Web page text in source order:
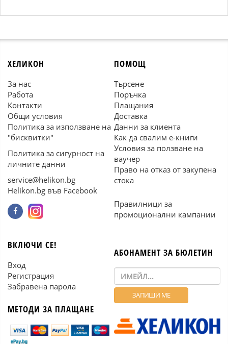
ХЕЛИКОН
За нас
Работа
Контакти
Общи условия
Политика за използване на
"бисквитки"
Политика за сигурност на
личните данни
service@helikon.bg
Helikon.bg във Facebook
ПОМОЩ
Търсене
Поръчка
Плащания
Доставка
Данни за клиента
Как да свалим е-книги
Условия за ползване на
ваучер
Право на отказ от закупена
стока
Правилници за
промоционални кампании
ВКЛЮЧИ СЕ!
Вход
Регистрация
Забравена парола
МЕТОДИ ЗА ПЛАЩАНЕ
АБОНАМЕНТ ЗА БЮЛЕТИН